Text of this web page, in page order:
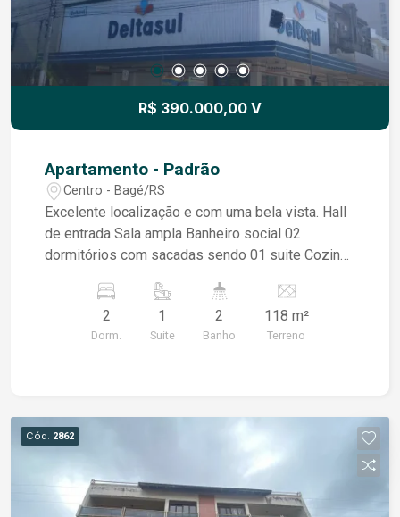
R$ 390.000,00 V
Apartamento - Padrão
Centro - Bagé/RS
Excelente localização e com uma bela vista. Hall
de entrada Sala ampla Banheiro social 02
dormitórios com sacadas sendo 01 suite Cozinha
rebaixado em gesso e iluminação Elevador
2
Dorm.
1
Suite
2
Banho
118 m²
Terreno
Cód. 2862